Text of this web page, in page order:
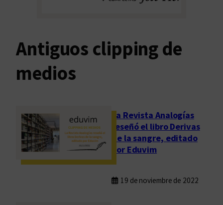
Antiguos clipping de
medios
La Revista Analogías
reseñó el libro Derivas
de la sangre, editado
por Eduvim
19 de noviembre de 2022